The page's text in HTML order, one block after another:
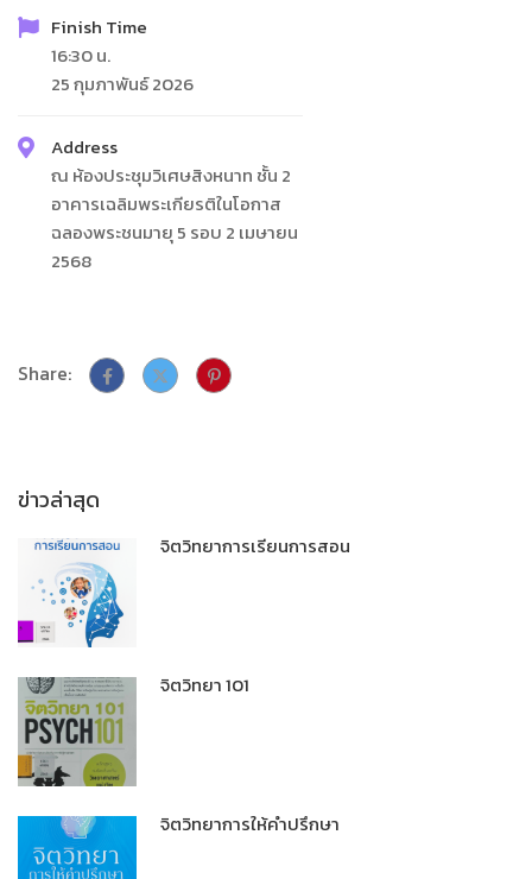
Finish Time
16:30 น.
25 กุมภาพันธ์ 2026
Address
ณ ห้องประชุมวิเศษสิงหนาท ชั้น 2
อาคารเฉลิมพระเกียรติในโอกาส
ฉลองพระชนมายุ 5 รอบ 2 เมษายน
2568
Share:
ข่าวล่าสุด
จิตวิทยาการเรียนการสอน
จิตวิทยา 101
จิตวิทยาการให้คำปรึกษา